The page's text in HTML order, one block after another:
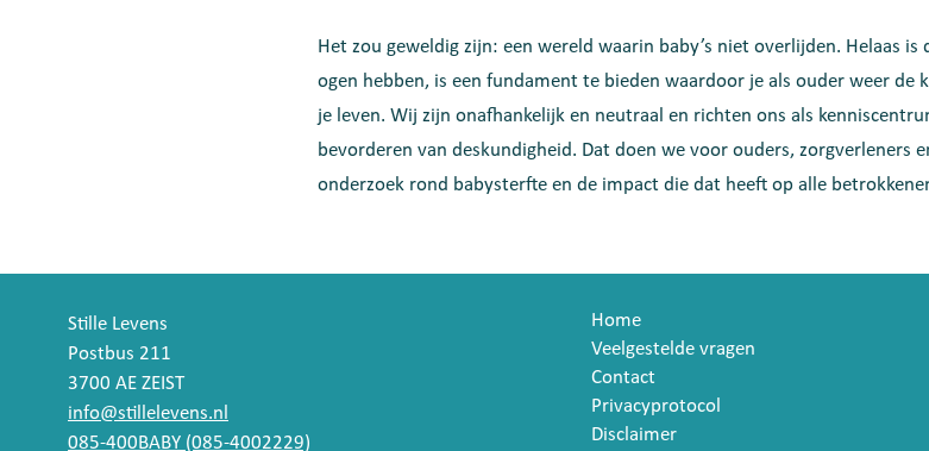
Het zou geweldig zijn: een wereld waarin baby’s niet overlijden. Helaas
ogen hebben, is een fundament te bieden waardoor je als ouder weer
je leven. Wij zijn onafhankelijk en neutraal en richten ons als
bevorderen van deskundigheid. Dat doen we voor ouders, zorgverleners
onderzoek rond babysterfte en de impact die dat heeft op alle
Stille Levens
Postbus 211
3700 AE ZEIST
info@stillelevens.nl
085-400BABY (085-4002229)
Home
Veelgestelde vragen
Contact
Privacyprotocol
Disclaimer